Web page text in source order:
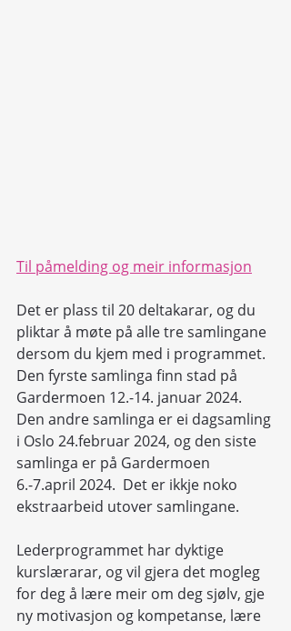
Til påmelding og meir informasjon
Det er plass til 20 deltakarar, og du
pliktar å møte på alle tre samlingane
dersom du kjem med i programmet.
Den fyrste samlinga finn stad på
Gardermoen 12.-14. januar 2024.
Den andre samlinga er ei dagsamling
i Oslo 24.februar 2024, og den siste
samlinga er på Gardermoen
6.-7.april 2024.  Det er ikkje noko
ekstraarbeid utover samlingane.
Lederprogrammet har dyktige
kurslærarar, og vil gjera det mogleg
for deg å lære meir om deg sjølv, gje
ny motivasjon og kompetanse, lære